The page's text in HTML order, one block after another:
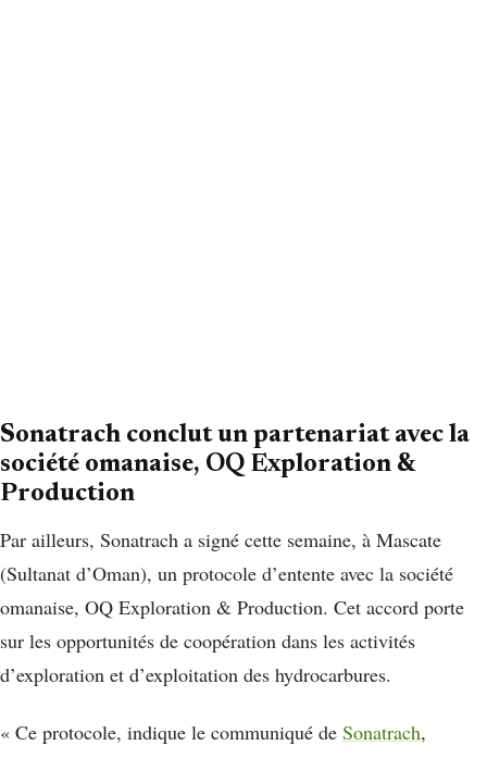
Sonatrach conclut un partenariat avec la
société omanaise, OQ Exploration &
Production
Par ailleurs, Sonatrach a signé cette semaine, à Mascate
(Sultanat d’Oman), un protocole d’entente avec la société
omanaise, OQ Exploration & Production. Cet accord porte
sur les opportunités de coopération dans les activités
d’exploration et d’exploitation des hydrocarbures.
« Ce protocole, indique le communiqué de Sonatrach,